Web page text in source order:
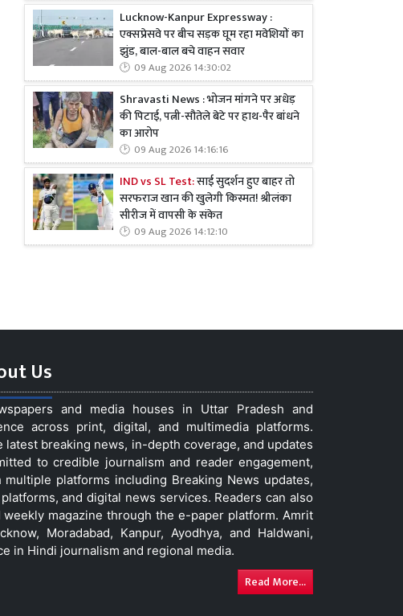
Lucknow-Kanpur Expressway :
एक्सप्रेसवे पर बीच सड़क घूम रहा मवेशियों का
झुंड, बाल-बाल बचे वाहन सवार
09 Aug 2026 14:30:02
Shravasti News : भोजन मांगने पर अधेड़
की पिटाई, पत्नी-सौतेले बेटे पर हाथ-पैर बांधने
का आरोप
09 Aug 2026 14:16:16
IND vs SL Test:साई सुदर्शन हुए बाहर तो
सरफराज खान की खुलेगी किस्मत! श्रीलंका
सीरीज में वापसी के संकेत
09 Aug 2026 14:12:10
Us
and media houses in Uttar Pradesh and
across print, digital, and multimedia platforms.
breaking news, in-depth coverage, and updates
to credible journalism and reader engagement,
platforms including Breaking News updates,
and digital news services. Readers can also
magazine through the e-paper platform. Amrit
Moradabad, Kanpur, Ayodhya, and Haldwani,
in Hindi journalism and regional media.
Read More...